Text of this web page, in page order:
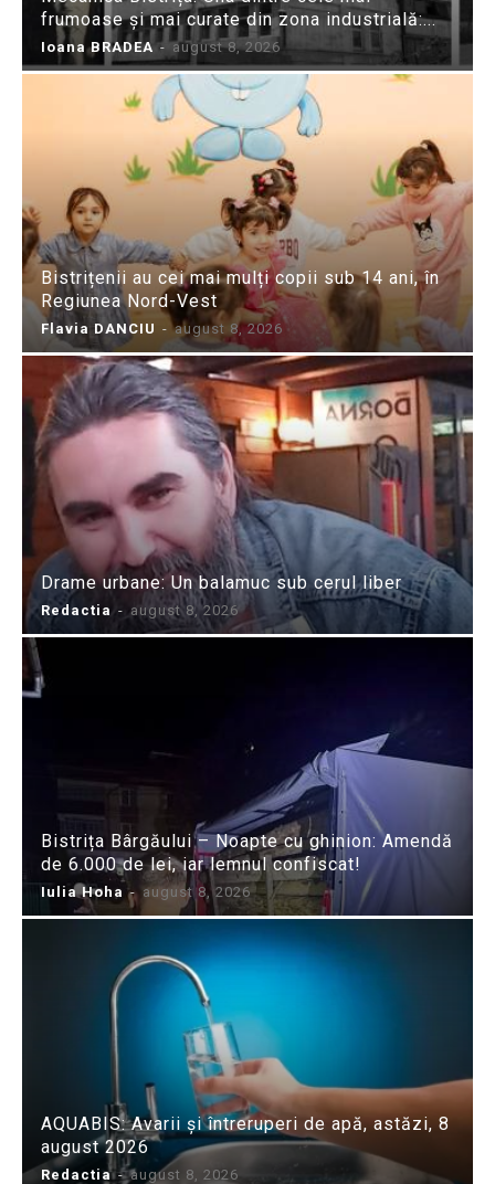
frumoase și mai curate din zona industrială:...
Ioana BRADEA - august 8, 2026
Bistrițenii au cei mai mulți copii sub 14 ani, în
Regiunea Nord-Vest
Flavia DANCIU - august 8, 2026
Drame urbane: Un balamuc sub cerul liber
Redactia - august 8, 2026
Bistrița Bârgăului – Noapte cu ghinion: Amendă
de 6.000 de lei, iar lemnul confiscat!
Iulia Hoha - august 8, 2026
AQUABIS: Avarii și întreruperi de apă, astăzi, 8
august 2026
Redactia - august 8, 2026